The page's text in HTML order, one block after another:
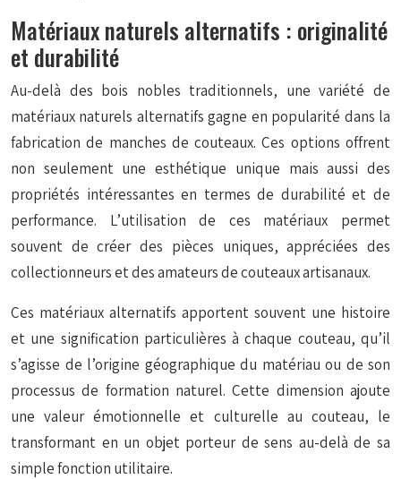
Matériaux naturels alternatifs : originalité
et durabilité
Au-delà des bois nobles traditionnels, une variété de
matériaux naturels alternatifs gagne en popularité dans la
fabrication de manches de couteaux. Ces options offrent
non seulement une esthétique unique mais aussi des
propriétés intéressantes en termes de durabilité et de
performance. L’utilisation de ces matériaux permet
souvent de créer des pièces uniques, appréciées des
collectionneurs et des amateurs de couteaux artisanaux.
Ces matériaux alternatifs apportent souvent une histoire
et une signification particulières à chaque couteau, qu’il
s’agisse de l’origine géographique du matériau ou de son
processus de formation naturel. Cette dimension ajoute
une valeur émotionnelle et culturelle au couteau, le
transformant en un objet porteur de sens au-delà de sa
simple fonction utilitaire.